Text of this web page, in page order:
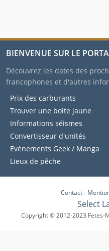
BIENVENUE SUR LE
Découvrez les dates des
francophones et d'autres
Prix des carburants
Trouver une boite jaune
Informations séismes
Convertisseur d'unités
Evénements Geek / Manga
Lieux de pêche
Contact-
Select
Copyright © 2012-2023 Fetes-